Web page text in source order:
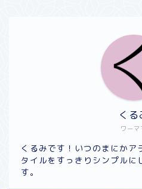
ワーマ
くる
くるみです！いつのまにかア
タイルをすっきりシンプルに
す。